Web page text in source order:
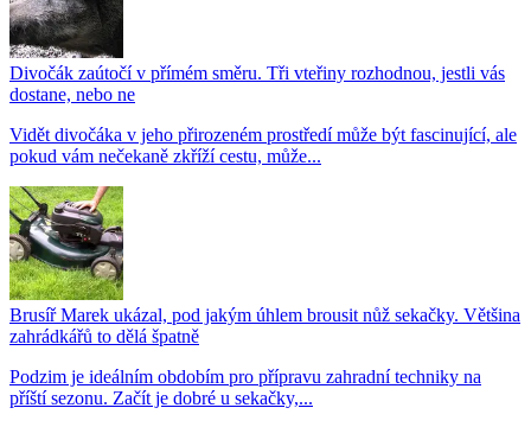
Divočák zaútočí v přímém směru. Tři vteřiny rozhodnou, jestli vás
dostane, nebo ne
Vidět divočáka v jeho přirozeném prostředí může být fascinující, ale
pokud vám nečekaně zkříží cestu, může...
Brusíř Marek ukázal, pod jakým úhlem brousit nůž sekačky. Většina
zahrádkářů to dělá špatně
Podzim je ideálním obdobím pro přípravu zahradní techniky na
příští sezonu. Začít je dobré u sekačky,...